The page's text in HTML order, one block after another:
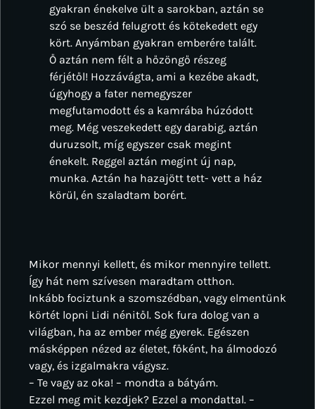
gyakran énekelve ült a sarokban, aztán se
szó se beszéd felugrott és kötekedett egy
kört. Anyámban gyakran emberére talált.
Ő aztán nem félt a hőzöngő részeg
férjétől! Hozzávágta, ami a kezébe akadt,
úgyhogy a fater nemegyszer
megfutamodott és a kamrába húzódott
meg. Még veszekedett egy darabig, aztán
duruzsolt, míg egyszer csak megint
énekelt. Reggel aztán megint új nap,
munka. Aztán ha hazajött tett- vett a ház
körül, én szaladtam borért.
Mikor mennyi kellett, és mikor mennyire tellett.
Így hát nem szívesen maradtam otthon.
Inkább fociztunk a szomszédban, vagy elmentünk
körtét lopni Lidi nénitől. Sok fura dolog van a
világban, ha az ember még gyerek. Egészen
másképpen nézed az életet, főként, ha álmodozó
vagy, és izgalmakra vágysz.
– Te vagy az oka! – mondta a bátyám.
Ezzel meg mit kezdjek? Ezzel a mondattal. –